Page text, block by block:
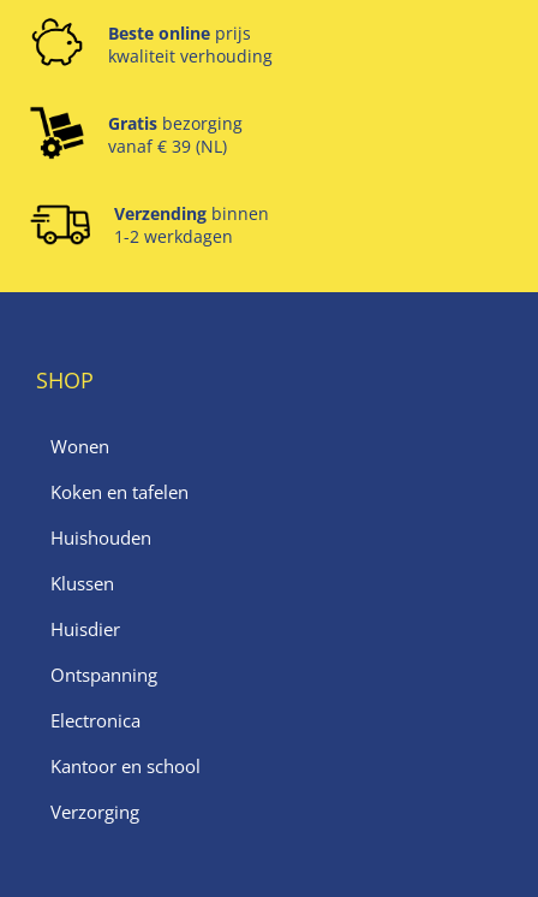
Beste online prijs
kwaliteit verhouding
Gratis bezorging
vanaf € 39 (NL)
Verzending binnen
1-2 werkdagen
SHOP
Wonen
Koken en tafelen
Huishouden
Klussen
Huisdier
Ontspanning
Electronica
Kantoor en school
Verzorging